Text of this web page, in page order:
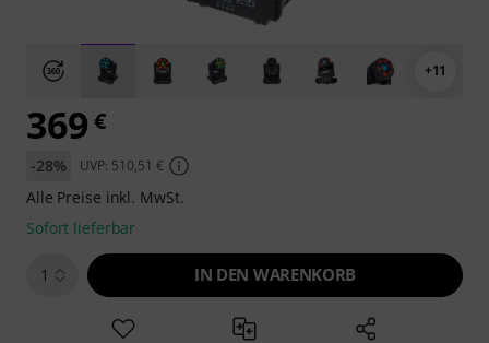
+11
369 €
-28% UVP: 510,51 €
Alle Preise inkl. MwSt.
Sofort lieferbar
1 IN DEN WARENKORB